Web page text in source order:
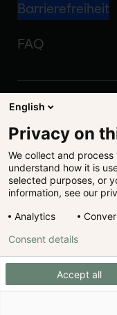
Barrierefreiheit
FAQ
Gutmann KAG
Impressum
Rechtliches
Datenschutz
English
Privacy on
We collect and
understand how it is
selected purposes, or
information, see our
Analytics
Accept all
Consent details